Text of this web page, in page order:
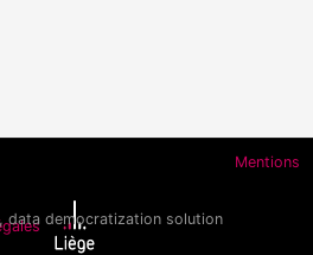
Mentions